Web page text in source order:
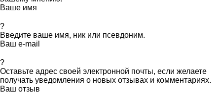
Ваше имя
?
Введите ваше имя, ник или псевдоним.
Ваш e-mail
?
Оставьте адрес своей электронной почты, если желаете
получать уведомления о новых отзывах и комментариях.
Ваш отзыв